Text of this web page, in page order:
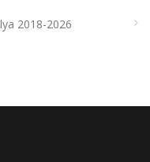
2018-2026